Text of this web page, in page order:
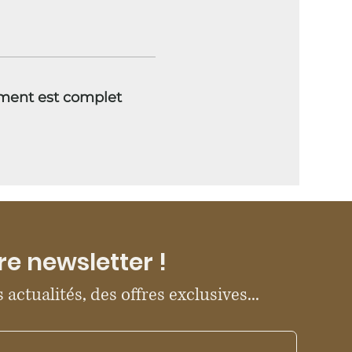
est complet
newsletter !
des offres exclusives...